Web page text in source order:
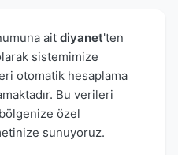
ait diyanet'ten
sistemimize
otomatik hesaplama
Bu verileri
özel
sunuyoruz.